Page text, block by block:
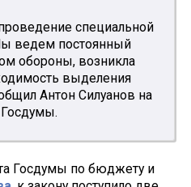
специальной
ведем постоянный
обороны, возникла
выделения
Антон Силуанов на
Госдумы по бюджету и